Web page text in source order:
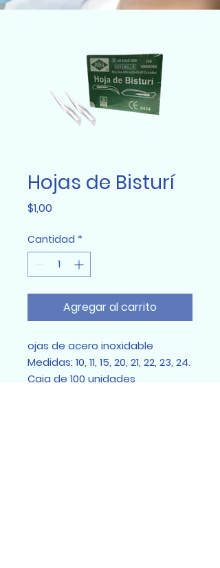
Hojas de Bisturí
$1,00Precio
Cantidad *
Agregar al carrito
ojas de acero inoxidable
Medidas: 10, 11, 15, 20, 21, 22, 23, 24.
Caja de 100 unidades